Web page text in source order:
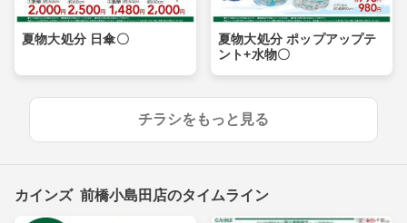
夏物大処分 日傘〇
夏物大処分 ポップアップテ
ント+水物〇
チラシをもっと見る
カインズ 前橋小島田店のタイムライン